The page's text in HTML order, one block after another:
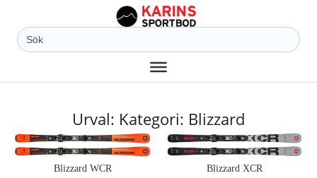
Sök
efter:
Urval: Kategori: Blizzard
Blizzard WCR Blizzard XCR